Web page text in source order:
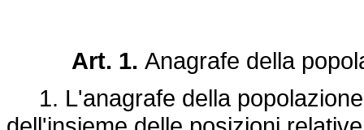
Art. 1. Anagrafe della
1. L'anagrafe della